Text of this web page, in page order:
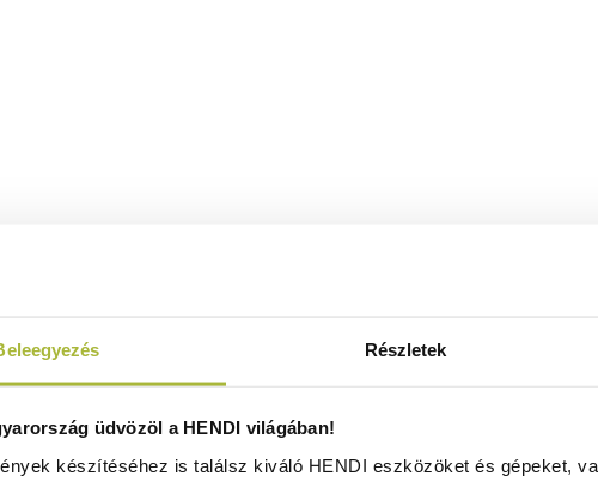
Részletek
üdvözöl a HENDI világában!
készítéséhez is találsz kiváló HENDI eszközöket és gépeket,
Több mint 2000 termék raktáron